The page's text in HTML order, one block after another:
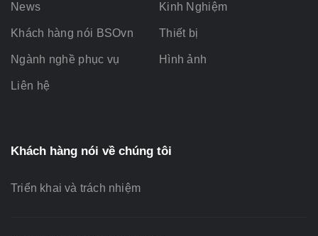
News
Khách hàng nói BSOvn
Ngành nghề phục vụ
Liên hệ
Kinh Nghiệm
Thiết bị
Hình ảnh
Khách hàng nói về chúng tôi
Triển khai và trách nhiệm